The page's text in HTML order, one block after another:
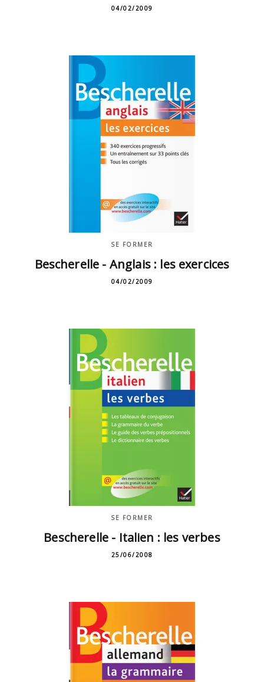
04/02/2009
SE FORMER
Bescherelle - Anglais : les exercices
04/02/2009
SE FORMER
Bescherelle - Italien : les verbes
25/06/2008